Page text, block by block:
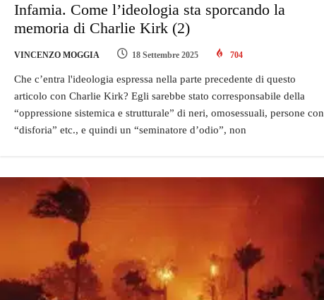
Infamia. Come l’ideologia sta sporcando la
memoria di Charlie Kirk (2)
VINCENZO MOGGIA 18 Settembre 2025 704
Che c’entra l'ideologia espressa nella parte precedente di questo
articolo con Charlie Kirk? Egli sarebbe stato corresponsabile della
“oppressione sistemica e strutturale” di neri, omosessuali, persone con
“disforia” etc., e quindi un “seminatore d’odio”, non